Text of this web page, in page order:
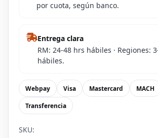
por cuota, según banco.
Entrega clara
RM: 24-48 hrs hábiles · Regiones:
hábiles.
Webpay Visa Mastercard
MACH
Transferencia
SKU: